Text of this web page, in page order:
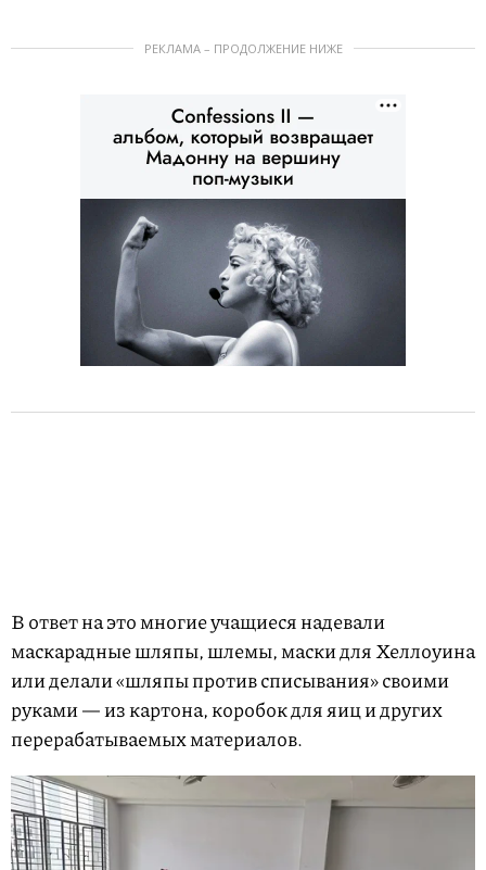
РЕКЛАМА – ПРОДОЛЖЕНИЕ НИЖЕ
В ответ на это многие учащиеся надевали
маскарадные шляпы, шлемы, маски для Хеллоуина
или делали «шляпы против списывания» своими
руками — из картона, коробок для яиц и других
перерабатываемых материалов.